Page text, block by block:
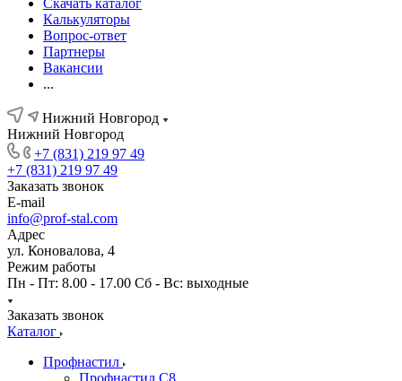
Скачать каталог
Калькуляторы
Вопрос-ответ
Партнеры
Вакансии
...
Нижний Новгород
Нижний Новгород
+7 (831) 219 97 49
+7 (831) 219 97 49
Заказать звонок
E-mail
info@prof-stal.com
Адрес
ул. Коновалова, 4
Режим работы
Пн - Пт: 8.00 - 17.00 Сб - Вс: выходные
Заказать звонок
Каталог
Профнастил
Профнастил С8